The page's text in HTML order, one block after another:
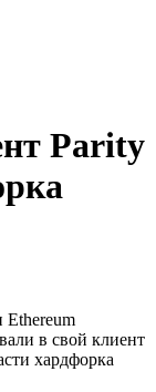
Parity
Ethereum
в свой клиент
хардфорка